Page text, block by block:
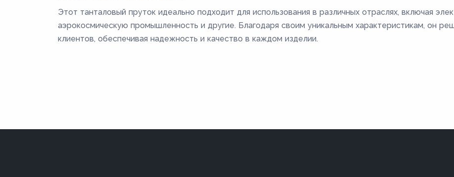
Этот танталовый пруток идеально подходит для использования в различных отраслях, включая
аэрокосмическую промышленность и другие. Благодаря своим уникальным характеристикам, он
клиентов, обеспечивая надежность и качество в каждом изделии.